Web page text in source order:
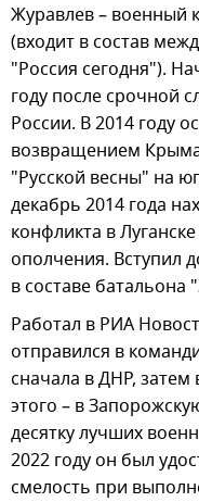
Журавлев – военный
(входит в состав
"Россия сегодня").
году после срочной
России. В 2014 году
возвращением Крыма
"Русской весны" на
декабрь 2014 года
конфликта в
ополчения. Вступил
в составе батальона
Работал в РИА
отправился в
сначала в ДНР, затем
этого – в
десятку лучших
2022 году он был
смелость при